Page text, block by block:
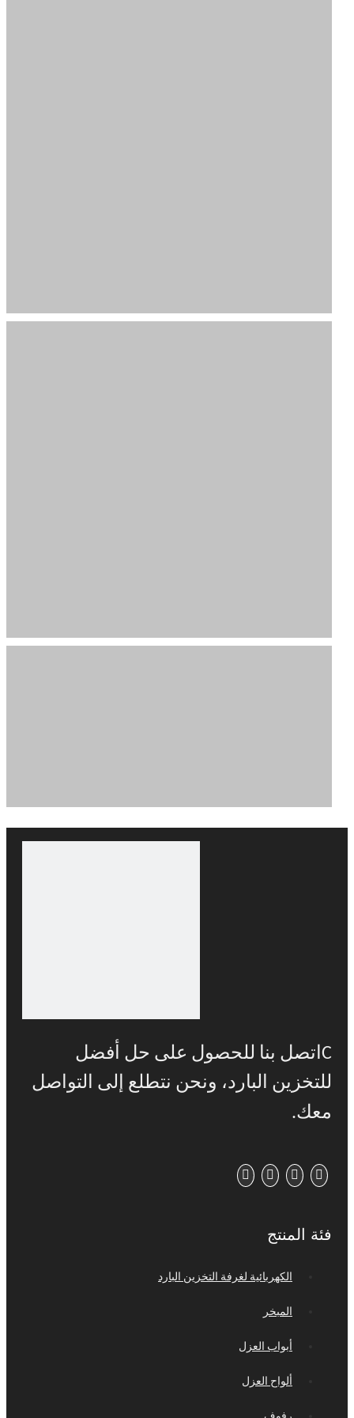
Cاتصل بنا للحصول على حل أفضل
للتخزين البارد، ونحن نتطلع إلى التواصل
معك.
فئة المنتج
الكهربائية لغرفة التخزين البارد
المبخر
أبواب العزل
ألواح العزل